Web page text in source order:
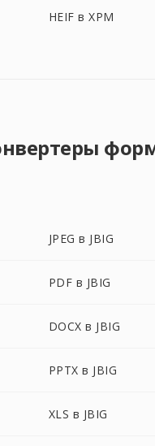
HEIF в XPM
JPEG в JBIG
PDF в JBIG
DOCX в JBIG
PPTX в JBIG
XLS в JBIG